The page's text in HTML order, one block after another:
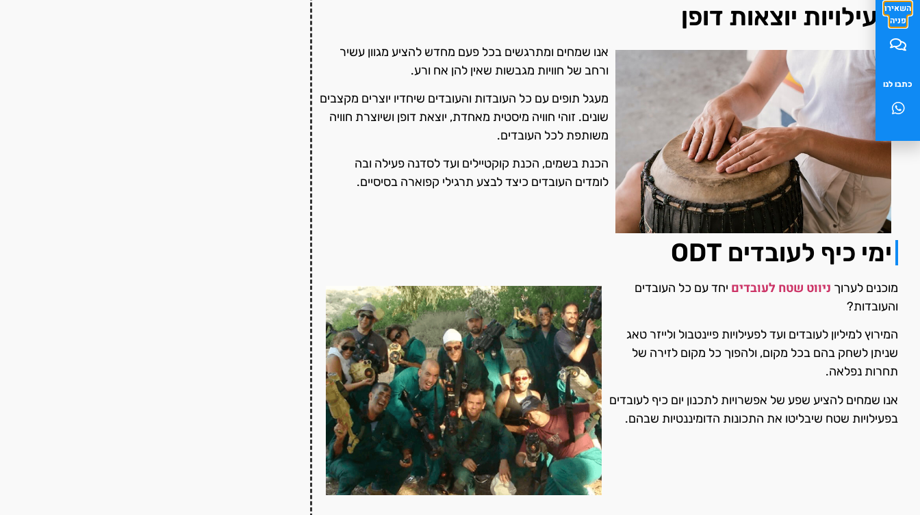
פעילויות יוצאות דופן
אנו שמחים ומתרגשים בכל פעם מחדש להציע מגוון עשיר
ורחב של חוויות מגבשות שאין להן אח ורע.
מעגל תופים עם כל העובדות והעובדים שיחדיו יוצרים מקצבים
שונים. זוהי חוויה מיסטית מאחדת, יוצאת דופן ושיוצרת חוויה
משותפת לכל העובדים.
הכנת בשמים, הכנת קוקטיילים ועד לסדנה פעילה ובה
לומדים העובדים כיצד לבצע תרגילי קפוארה בסיסיים.
ימי כיף לעובדים ODT
מוכנים לערוך ניווט שטח לעובדים יחד עם כל העובדים
והעובדות?
המירוץ למיליון לעובדים ועד לפעילויות פיינטבול ולייזר טאג
שניתן לשחק בהם בכל מקום, ולהפוך כל מקום לזירה של
תחרות נפלאה.
אנו שמחים להציע שפע של אפשרויות לתכנון יום כיף לעובדים
בפעילויות שטח שיבליטו את התכונות הדומיננטיות שבהם.
השאירו
פניה
כתבו לנו